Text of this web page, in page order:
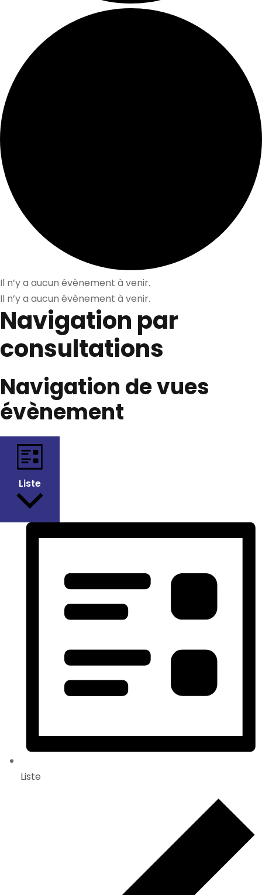
Il n’y a aucun évènement à venir.
Il n’y a aucun évènement à venir.
Navigation par
consultations
Navigation de vues
évènement
Liste
Liste